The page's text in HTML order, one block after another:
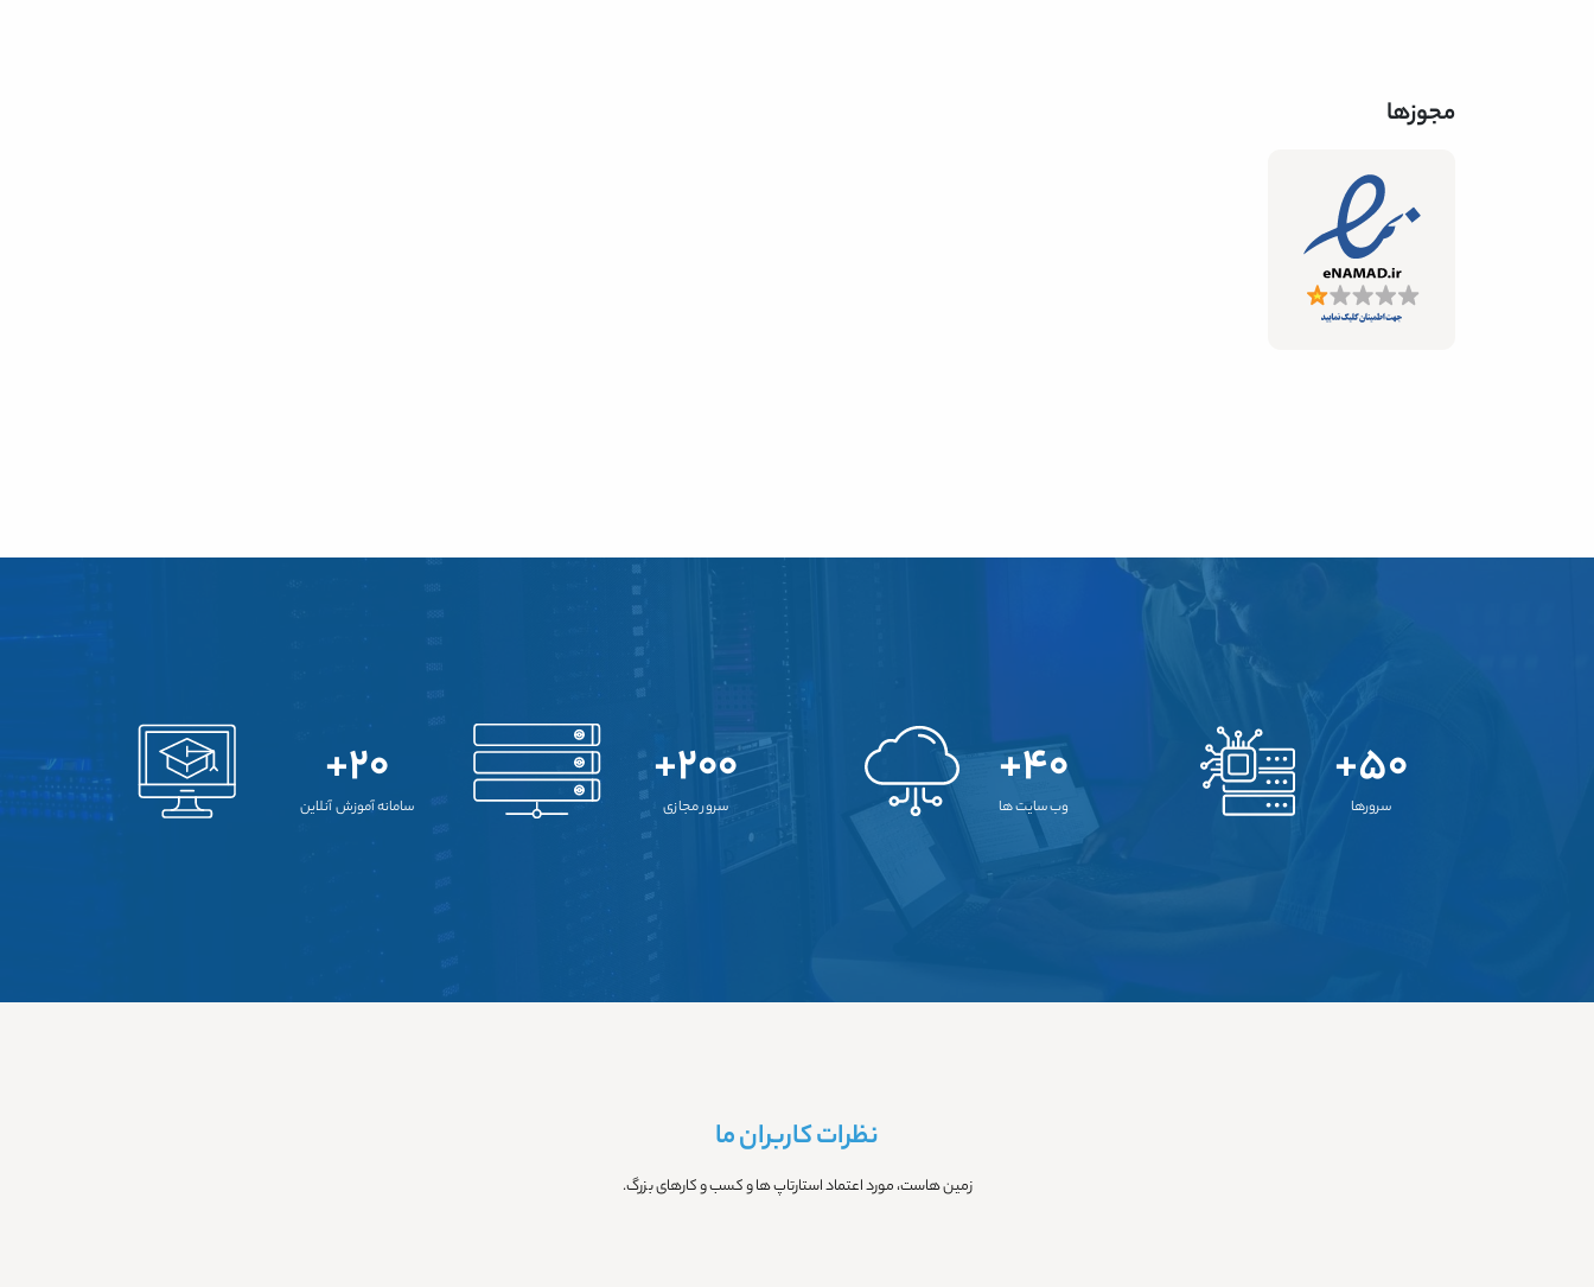
مجوزها
۵۰+
سرورها
۴۰+
وب سایت ها
۲۰۰+
سرور مجازی
۲۰+
سامانه آموزش آنلاین
نظرات کاربران ما
زمین هاست، مورد اعتماد استارتاپ ها و کسب و کارهای بزرگ.